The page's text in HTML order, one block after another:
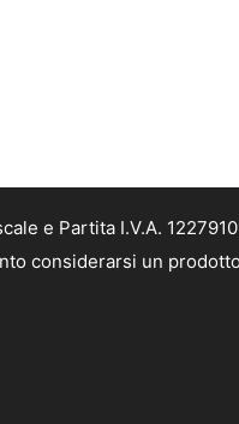
e Partita I.V.A.
considerarsi un